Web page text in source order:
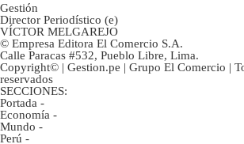
Gestión
Director Periodístico (e)
VÍCTOR MELGAREJO
© Empresa Editora El Comercio S.A.
Calle Paracas #532, Pueblo Libre, Lima.
Copyright© | Gestion.pe | Grupo El Comercio |
reservados
SECCIONES:
Portada -
Economía -
Mundo -
Perú -